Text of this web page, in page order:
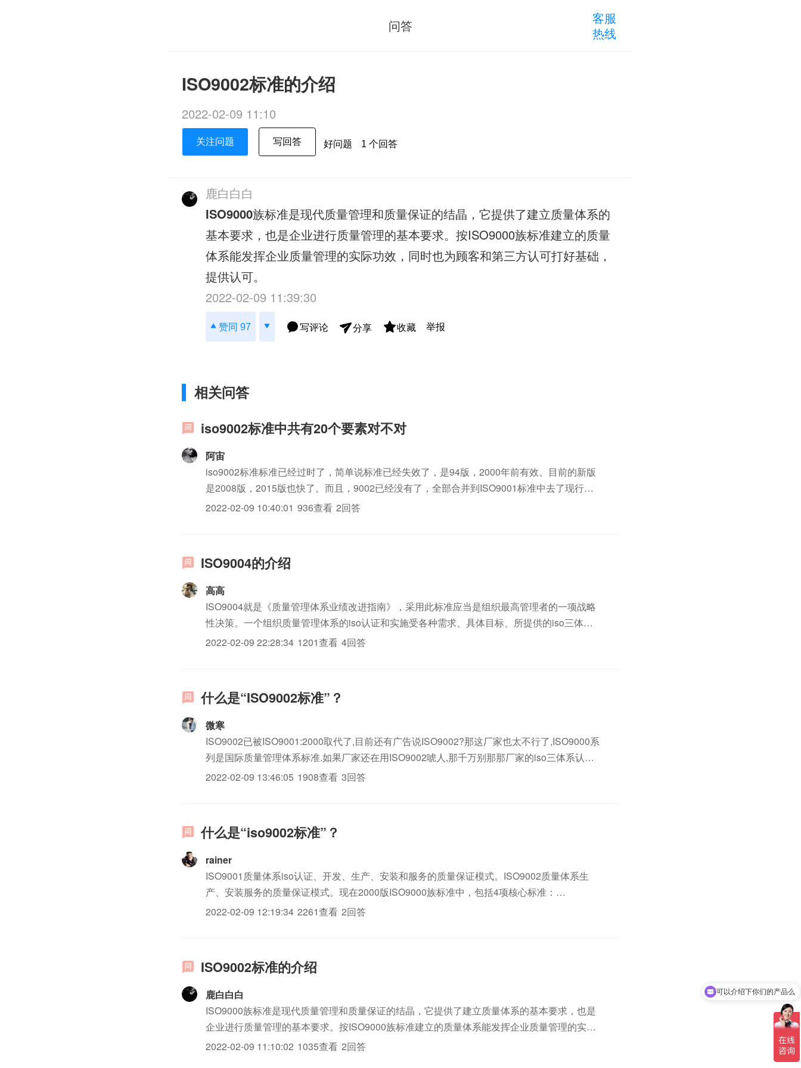
问答
客服
热线
ISO9002标准的介绍
2022-02-09 11:10
关注问题 写回答 好问题 1 个回答
鹿白白白
ISO9000族标准是现代质量管理和质量保证的结晶，它提供了建立质量体系的
基本要求，也是企业进行质量管理的基本要求。按ISO9000族标准建立的质量
体系能发挥企业质量管理的实际功效，同时也为顾客和第三方认可打好基础，
提供认可。
2022-02-09 11:39:30
赞同 97 写评论 分享 收藏 举报
相关问答
iso9002标准中共有20个要素对不对
阿宙
iso9002标准标准已经过时了，简单说标准已经失效了，是94版，2000年前有效。目前的新版
是2008版，2015版也快了。而且，9002已经没有了，全部合并到ISO9001标准中去了现行有
效版本ISO9001:2008质量管理体系要求已经不讲20要素了，而是讲过程;PDCA过...
2022-02-09 10:40:01 936查看 2回答
ISO9004的介绍
高高
ISO9004就是《质量管理体系业绩改进指南》，采用此标准应当是组织最高管理者的一项战略
性决策。一个组织质量管理体系的iso认证和实施受各种需求、具体目标、所提供的iso三体系
认证、所采用的过程以及该组织的规模和结构的影响。本标准以八项质量管理原则为基础。统
2022-02-09 22:28:34 1201查看 4回答
什么是“ISO9002标准”？
微寒
ISO9002已被ISO9001:2000取代了,目前还有广告说ISO9002?那这厂家也太不行了,ISO9000系
列是国际质量管理体系标准.如果厂家还在用ISO9002唬人,那千万别那那厂家的iso三体系认证,
证明他们根本不懂质量管理,那iso三体系认证质量也值得怀疑了.
2022-02-09 13:46:05 1908查看 3回答
什么是“iso9002标准”？
rainer
ISO9001质量体系iso认证、开发、生产、安装和服务的质量保证模式。ISO9002质量体系生
产、安装服务的质量保证模式。现在2000版ISO9000族标准中，包括4项核心标准：
ISO9000：2000《质量管理体系基础和术语》ISO9000《质量管理体系要求》ISO9004：...
2022-02-09 12:19:34 2261查看 2回答
ISO9002标准的介绍
鹿白白白
ISO9000族标准是现代质量管理和质量保证的结晶，它提供了建立质量体系的基本要求，也是
企业进行质量管理的基本要求。按ISO9000族标准建立的质量体系能发挥企业质量管理的实际
功效，同时也为顾客和第三方认可打好基础，提供认可。
2022-02-09 11:10:02 1035查看 2回答
可以介绍下你们的产品么